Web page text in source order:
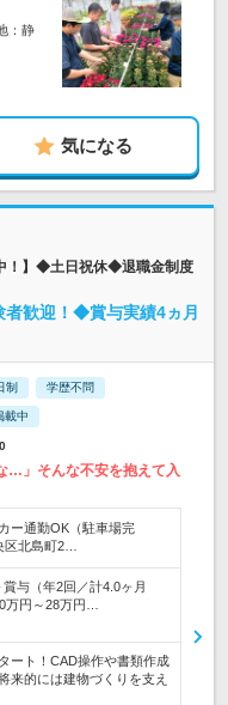
：静
気になる
！】◆土日祝休◆退職金制度
者歓迎！◆賞与実績4ヵ月
制 学歴不問
載中
…」そんな不安を抱えて入
ー通勤OK（駐車場完
区北島町2…
与（年2回／計4.0ヶ月
万円～28万円…
ート！CAD操作や書類作成
来的には建物づくりを支え